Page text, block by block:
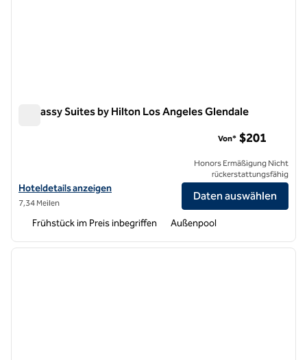
Embassy Suites by Hilton Los Angeles Glendale
Hoteldetails für Embassy Suites by Hilton Los Angeles Glendale
Hoteldetails anzeigen
7,34 Meilen
Von* $201
Honors Ermäßigung Nicht
rückerstattungsfähig
Daten auswählen
Frühstück im Preis inbegriffen Außenpool
1 von 12